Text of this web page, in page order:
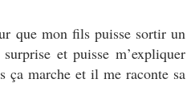
que mon fils puisse sortir un
et puisse m’expliquer
ça marche et il me raconte sa